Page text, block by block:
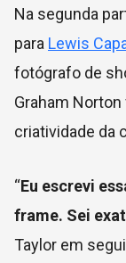
Na segunda
para Lewis
fotógrafo de
Graham
criatividade da
“Eu escrevi
frame. Sei
Taylor em